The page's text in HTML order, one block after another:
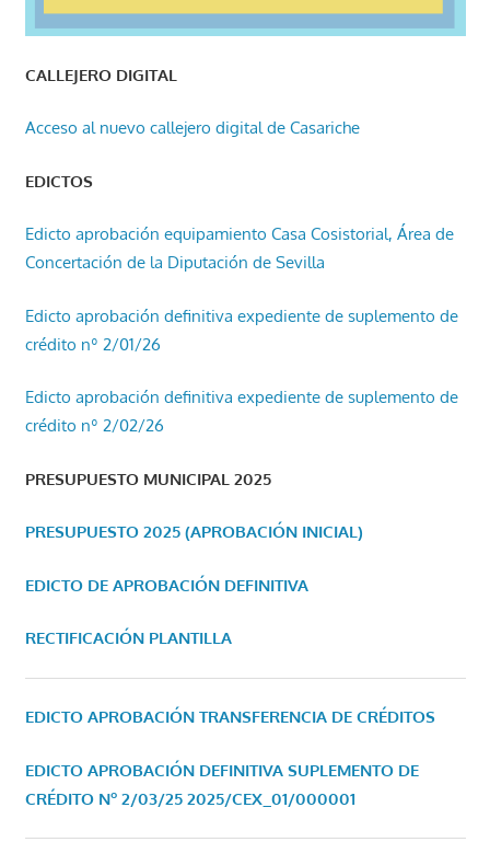
CALLEJERO DIGITAL
Acceso al nuevo callejero digital de Casariche
EDICTOS
Edicto aprobación equipamiento Casa Cosistorial, Área de
Concertación de la Diputación de Sevilla
Edicto aprobación definitiva expediente de suplemento de
crédito nº 2/01/26
Edicto aprobación definitiva expediente de suplemento de
crédito nº 2/02/26
PRESUPUESTO MUNICIPAL 2025
PRESUPUESTO 2025 (APROBACIÓN INICIAL)
EDICTO DE APROBACIÓN DEFINITIVA
RECTIFICACIÓN PLANTILLA
EDICTO APROBACIÓN TRANSFERENCIA DE CRÉDITOS
EDICTO APROBACIÓN DEFINITIVA SUPLEMENTO DE
CRÉDITO Nº 2/03/25 2025/CEX_01/000001